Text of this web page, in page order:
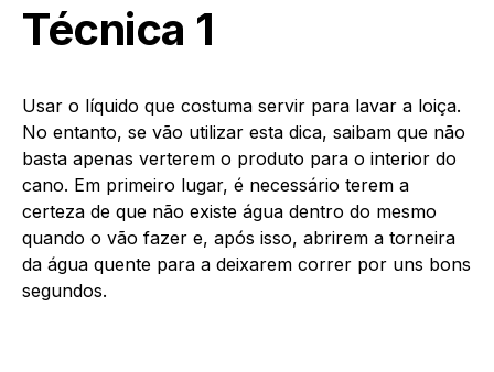
Técnica 1
Usar o líquido que costuma servir para lavar a loiça.
No entanto, se vão utilizar esta dica, saibam que não
basta apenas verterem o produto para o interior do
cano. Em primeiro lugar, é necessário terem a
certeza de que não existe água dentro do mesmo
quando o vão fazer e, após isso, abrirem a torneira
da água quente para a deixarem correr por uns bons
segundos.